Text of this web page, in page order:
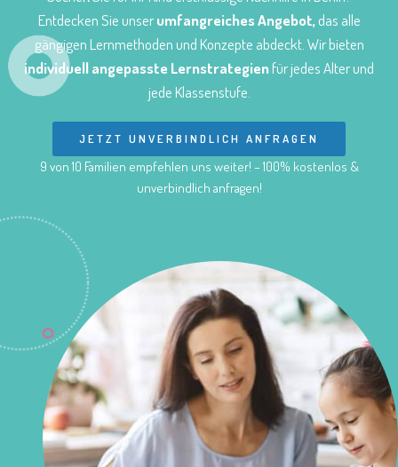
Entdecken Sie unserumfangreiches Angebot, das alle
gängigen Lernmethoden und Konzepte abdeckt. Wir bieten
individuell angepasste Lernstrategienfür jedes Alter und
jede Klassenstufe.
JETZT UNVERBINDLICH ANFRAGEN
9 von 10 Familien empfehlen uns weiter! – 100% kostenlos &
unverbindlich anfragen!